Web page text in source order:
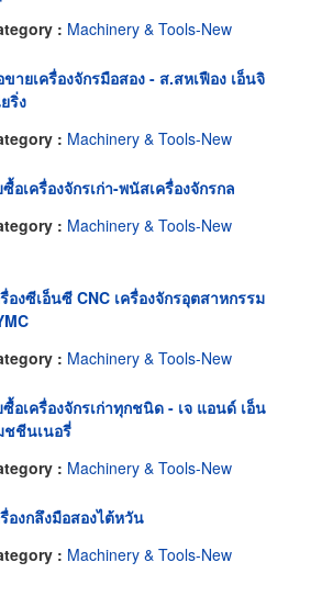
: Machinery & Tools-New
ายเครื่องจักรมือสอง - ส.สหเฟือง เอ็นจิ
ริ่ง
: Machinery & Tools-New
อเครื่องจักรเก่า-พนัสเครื่องจักรกล
: Machinery & Tools-New
องซีเอ็นซี CNC เครื่องจักรอุตสาหกรรม
: Machinery & Tools-New
อเครื่องจักรเก่าทุกชนิด - เจ แอนด์ เอ็น
ชชีนเนอรี่
: Machinery & Tools-New
องกลึงมือสองไต้หวัน
: Machinery & Tools-New